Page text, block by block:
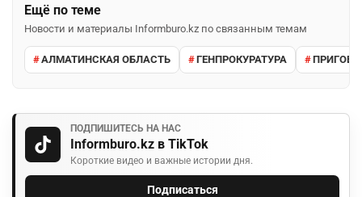
Ещё по теме
Новости и материалы Informburo.kz по связанным темам
АЛМАТИНСКАЯ ОБЛАСТЬ ГЕНПРОКУРАТУРА
ПОДПИШИТЕСЬ НА НАС
Informburo.kz в TikTok
Короткие видео и важные истории дня.
Подписаться